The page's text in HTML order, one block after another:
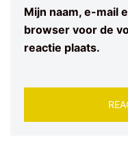
Mijn naam, e-mail
browser voor de
reactie plaats.